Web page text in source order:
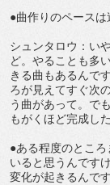
●曲作りのペースは
シュンタロウ：い
ど。やることも多
きる曲もあるんで
ろが見えてすぐ次
う曲があって。で
もがくほど完成し
●ある程度のとこ
いると思うんです
変化が起きるんで